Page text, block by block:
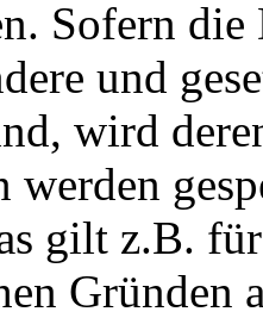
Sofern
und
wird
werden
gilt z.B.
Gründen